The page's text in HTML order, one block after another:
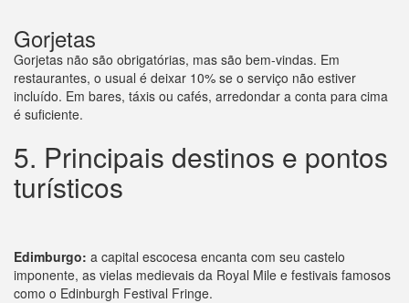
Gorjetas
Gorjetas não são obrigatórias, mas são bem-vindas. Em
restaurantes, o usual é deixar 10% se o serviço não estiver
incluído. Em bares, táxis ou cafés, arredondar a conta para cima
é suficiente.
5. Principais destinos e pontos
turísticos
Edimburgo: a capital escocesa encanta com seu castelo
imponente, as vielas medievais da Royal Mile e festivais famosos
como o Edinburgh Festival Fringe.